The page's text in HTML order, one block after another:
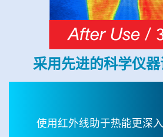
采用先进的科学仪
使用红外线助于热能更深